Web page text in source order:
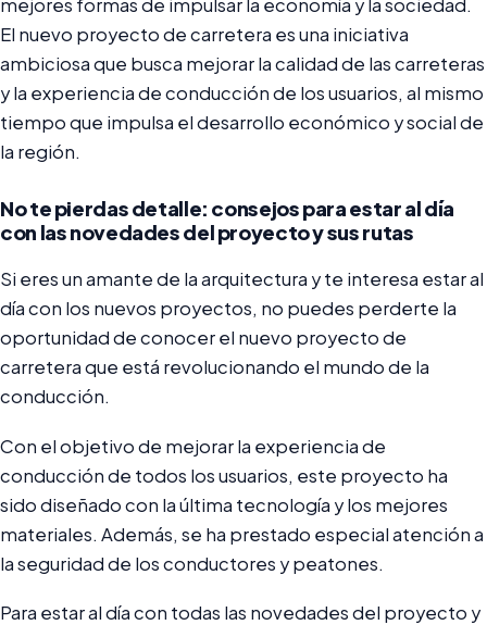
mejores formas de impulsar la economía y la sociedad.
El nuevo proyecto de carretera es una iniciativa
ambiciosa que busca mejorar la calidad de las carreteras
y la experiencia de conducción de los usuarios, al mismo
tiempo que impulsa el desarrollo económico y social de
la región.
No te pierdas detalle: consejos para estar al día
con las novedades del proyecto y sus rutas
Si eres un amante de la arquitectura y te interesa estar al
día con los nuevos proyectos, no puedes perderte la
oportunidad de conocer el nuevo proyecto de
carretera que está revolucionando el mundo de la
conducción.
Con el objetivo de mejorar la experiencia de
conducción de todos los usuarios, este proyecto ha
sido diseñado con la última tecnología y los mejores
materiales. Además, se ha prestado especial atención a
la seguridad de los conductores y peatones.
Para estar al día con todas las novedades del proyecto y